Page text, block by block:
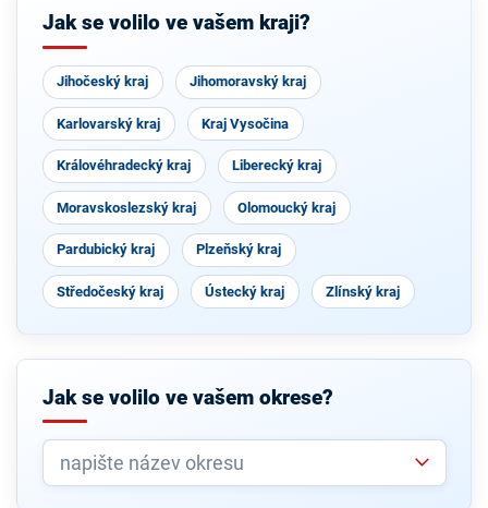
Jak se volilo ve vašem kraji?
Jihočeský kraj Jihomoravský kraj
Karlovarský kraj Kraj Vysočina
Královéhradecký kraj Liberecký kraj
Moravskoslezský kraj Olomoucký kraj
Pardubický kraj Plzeňský kraj
Středočeský kraj Ústecký kraj Zlínský kraj
Jak se volilo ve vašem okrese?